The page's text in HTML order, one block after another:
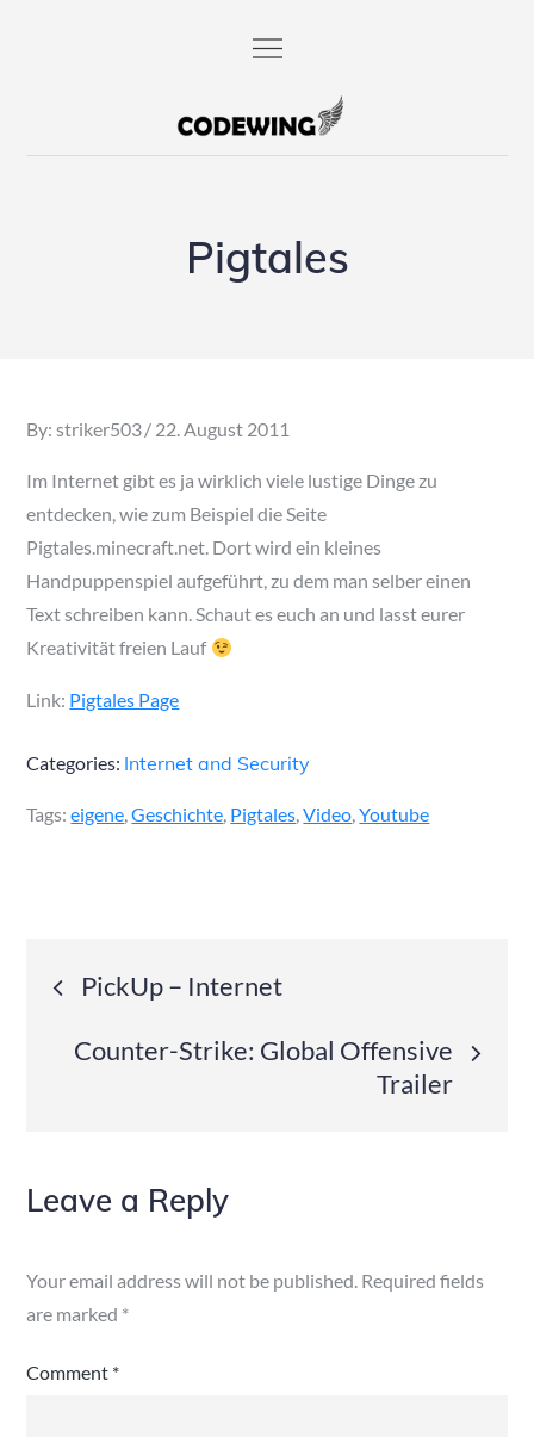
codewing.de
Pigtales
By:striker503 Posted
22. August 2011
Im Internet gibt es ja wirklich viele lustige Dinge zu
entdecken, wie zum Beispiel die Seite
Pigtales.minecraft.net. Dort wird ein kleines
Handpuppenspiel aufgeführt, zu dem man selber einen
Text schreiben kann. Schaut es euch an und lasst eurer
Kreativität freien Lauf
Link: Pigtales Page
Categories: Internet and Security
Tags:eigene,Geschichte, Pigtales,Video,Youtube
Post
navigation
PickUp – Internet
Counter-Strike: Global Offensive
Trailer
Leave a Reply
Your email address will not be published. Required fields
are marked *
Comment *